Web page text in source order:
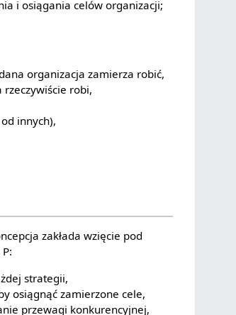
i osiągania celów organizacji;
organizacja zamierza robić,
rzeczywiście robi,
innych),
zakłada wzięcie pod
strategii,
osiągnąć zamierzone cele,
przewagi konkurencyjnej,